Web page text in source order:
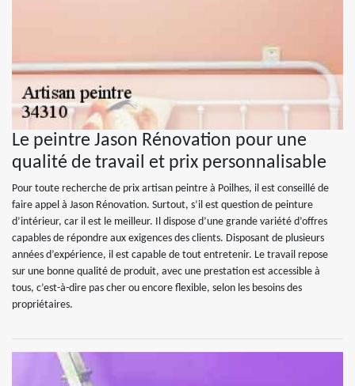
Le peintre Jason Rénovation pour une
qualité de travail et prix personnalisable
Pour toute recherche de prix artisan peintre à Poilhes, il est conseillé de
faire appel à Jason Rénovation. Surtout, s’il est question de peinture
d’intérieur, car il est le meilleur. Il dispose d’une grande variété d’offres
capables de répondre aux exigences des clients. Disposant de plusieurs
années d’expérience, il est capable de tout entretenir. Le travail repose
sur une bonne qualité de produit, avec une prestation est accessible à
tous, c’est-à-dire pas cher ou encore flexible, selon les besoins des
propriétaires.